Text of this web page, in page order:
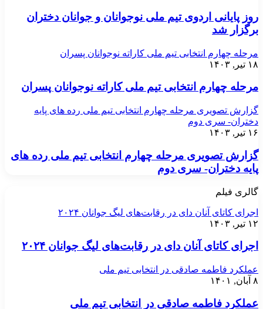
روز پایانی اردوی تیم ملی نوجوانان و جوانان دختران
برگزار شد
مرحله چهارم انتخابی تیم ملی کاراته نوجوانان پسران
۱۸ تیر, ۱۴۰۳
مرحله چهارم انتخابی تیم ملی کاراته نوجوانان پسران
گزارش تصویری مرحله چهارم انتخابی تیم ملی رده های پایه
دختران- سری دوم
۱۶ تیر, ۱۴۰۳
گزارش تصویری مرحله چهارم انتخابی تیم ملی رده های
پایه دختران- سری دوم
گالری فیلم
اجرای کاتای آنان دای در رقابت‌های لیگ جوانان ۲۰۲۴
۱۲ تیر, ۱۴۰۳
اجرای کاتای آنان دای در رقابت‌های لیگ جوانان ۲۰۲۴
عملکرد فاطمه صادقی در انتخابی تیم ملی
۸ آبان, ۱۴۰۱
عملکرد فاطمه صادقی در انتخابی تیم ملی